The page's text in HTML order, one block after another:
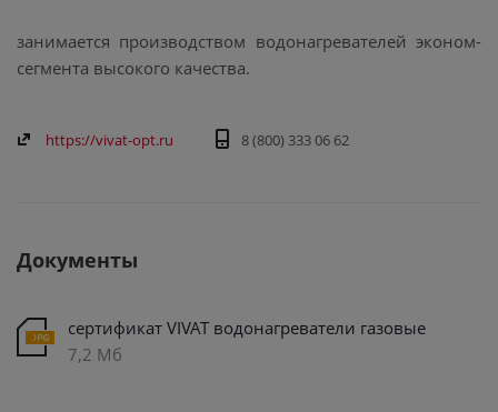
занимается производством водонагревателей эконом-
сегмента высокого качества.
https://vivat-opt.ru 8 (800) 333 06 62
Документы
сертификат VIVAT водонагреватели газовые
7,2 Мб